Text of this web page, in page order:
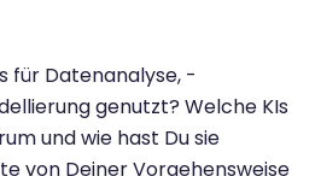
für Datenanalyse, -
genutzt? Welche KIs
und wie hast Du sie
von Deiner Vorgehensweise